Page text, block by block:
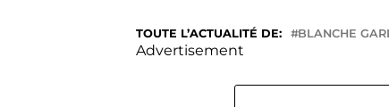
TOUTE L’ACTUALITÉ DE: BLANCHE
Advertisement